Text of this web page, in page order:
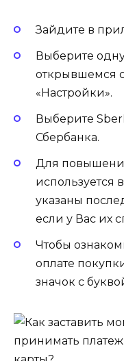
Зайдите в
Выберите
открывшемся
«Настройки».
Выберите
Сбербанка.
Для
используется
указаны
если у Вас их
Чтобы
оплате
значок с